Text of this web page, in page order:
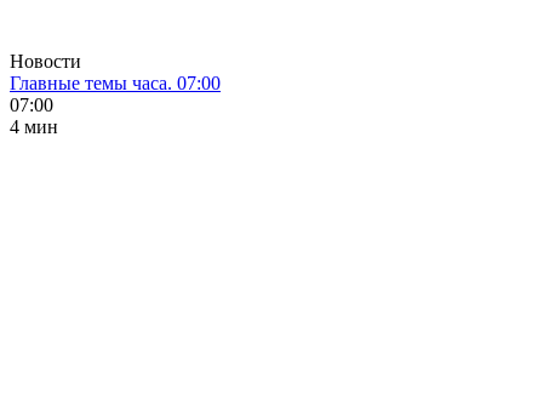
Новости
Главные темы часа. 07:00
07:00
4 мин